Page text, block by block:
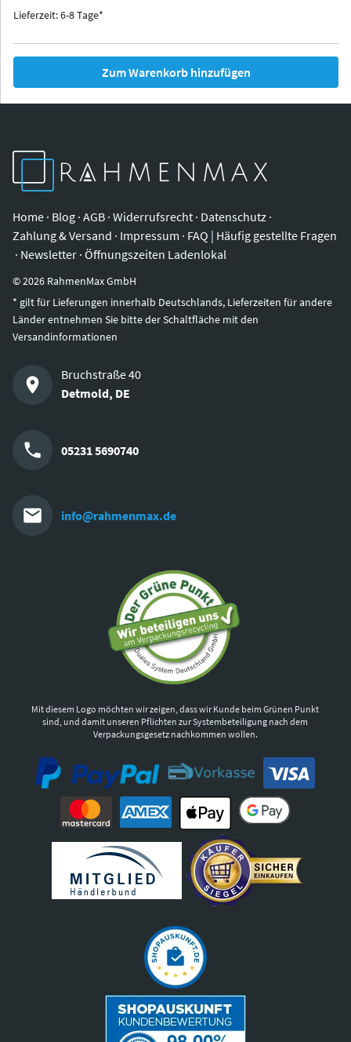
Iowa
Lieferzeit: 6-8 Tage*
Zum Warenkorb hinzufügen
Home · Blog · AGB · Widerrufsrecht · Datenschutz ·
Zahlung & Versand · Impressum · FAQ | Häufig gestellte Fragen
· Newsletter · Öffnungszeiten Ladenlokal
©2026 RahmenMax GmbH
* gilt für Lieferungen innerhalb Deutschlands, Lieferzeiten für andere
Länder entnehmen Sie bitte der Schaltfläche mit den
Versandinformationen
Bruchstraße 40
Detmold, DE
05231 5690740
info@rahmenmax.de
Mit diesem Logo möchten wir zeigen, dass wir Kunde beim Grünen Punkt
sind, und damit unseren Pflichten zur Systembeteiligung nach dem
Verpackungsgesetz nachkommen wollen.